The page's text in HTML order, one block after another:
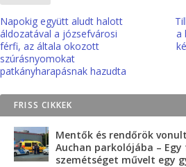
Napokig együtt aludt halott
áldozatával a józsefvárosi
férfi, az általa okozott
szúrásnyomokat
patkányharapásnak hazudta
a
FRISS CIKKEK
Mentők és rendőrök
Auchan parkolójába –
szemétséget művelt egy